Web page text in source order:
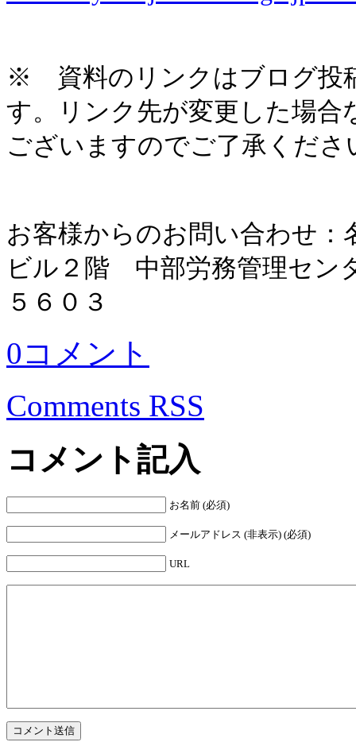
※ 資料のリンクはブログ投
す。リンク先が変更した場
ございますのでご了承くださ
お客様からのお問い合わせ：
ビル２階 中部労務管理セン
５６０３
0コメント
Comments RSS
コメント記入
お名前 (必須)
メールアドレス (非表示) (必須)
URL